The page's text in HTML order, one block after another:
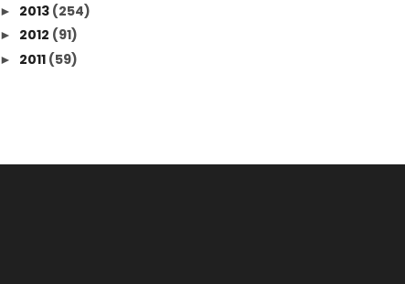
► 2013 (254)
► 2012 (91)
► 2011 (59)